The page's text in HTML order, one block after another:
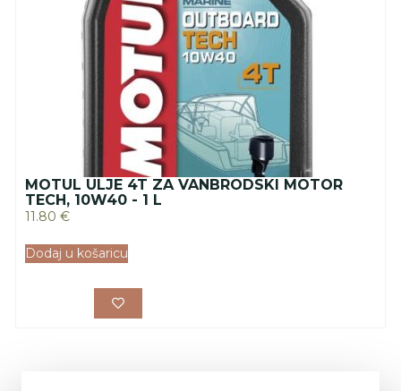
MOTUL ULJE 4T ZA VANBRODSKI MOTOR
TECH, 10W40 - 1 L
11.80 €
Dodaj u košaricu